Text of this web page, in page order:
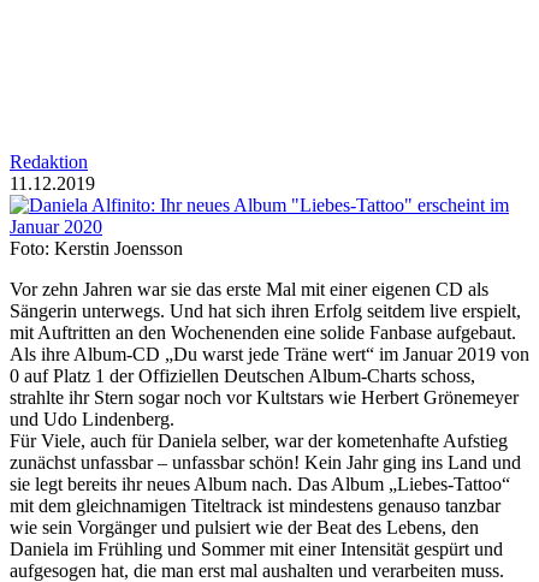
Redaktion
11.12.2019
Foto: Kerstin Joensson
Vor zehn Jahren war sie das erste Mal mit einer eigenen CD als
Sängerin unterwegs. Und hat sich ihren Erfolg seitdem live erspielt,
mit Auftritten an den Wochenenden eine solide Fanbase aufgebaut.
Als ihre Album-CD „Du warst jede Träne wert“ im Januar 2019 von
0 auf Platz 1 der Offiziellen Deutschen Album-Charts schoss,
strahlte ihr Stern sogar noch vor Kultstars wie Herbert Grönemeyer
und Udo Lindenberg.
Für Viele, auch für Daniela selber, war der kometenhafte Aufstieg
zunächst unfassbar – unfassbar schön! Kein Jahr ging ins Land und
sie legt bereits ihr neues Album nach. Das Album „Liebes-Tattoo“
mit dem gleichnamigen Titeltrack ist mindestens genauso tanzbar
wie sein Vorgänger und pulsiert wie der Beat des Lebens, den
Daniela im Frühling und Sommer mit einer Intensität gespürt und
aufgesogen hat, die man erst mal aushalten und verarbeiten muss.